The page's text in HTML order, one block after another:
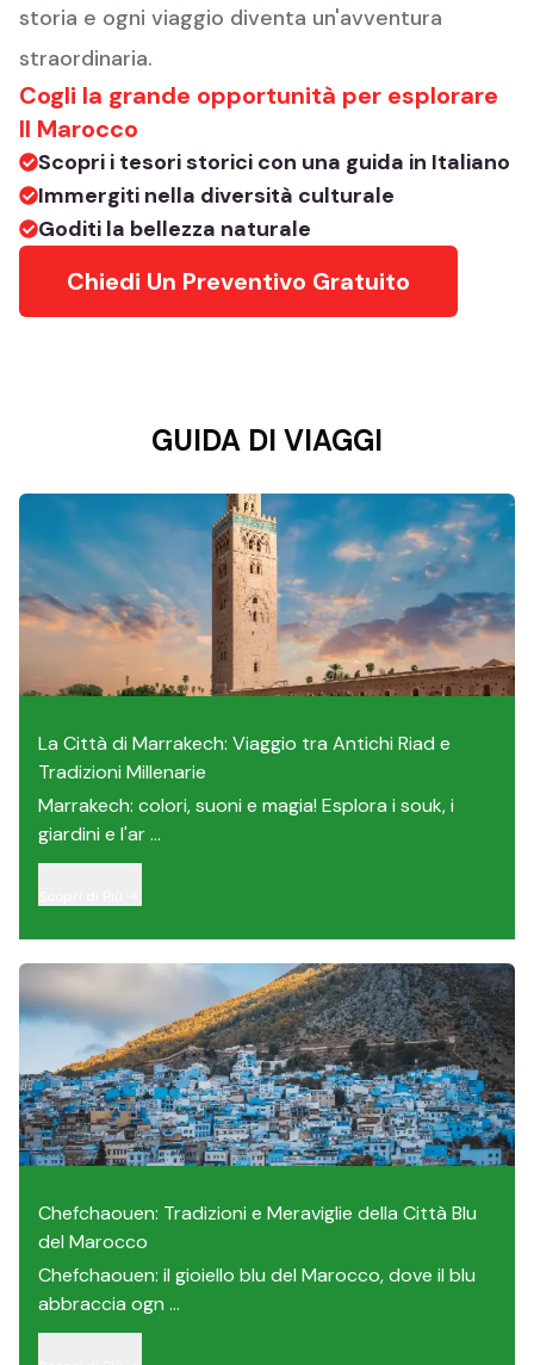
storia e ogni viaggio diventa un'avventura
straordinaria.
Cogli la grande opportunità per esplorare
Il Marocco
Scopri i tesori storici con una guida in Italiano
Immergiti nella diversità culturale
Goditi la bellezza naturale
Chiedi Un Preventivo Gratuito
GUIDA DI VIAGGI
La Città di Marrakech: Viaggio tra Antichi Riad e
Tradizioni Millenarie
Marrakech: colori, suoni e magia! Esplora i souk, i
giardini e l'ar ...
Chefchaouen: Tradizioni e Meraviglie della Città Blu
del Marocco
Chefchaouen: il gioiello blu del Marocco, dove il blu
abbraccia ogn ...